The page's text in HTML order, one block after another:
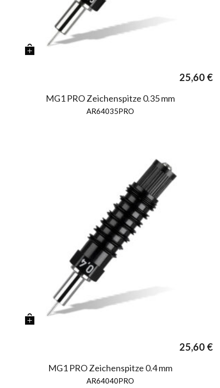
25,60 €
MG1 PRO Zeichenspitze 0.35 mm
AR64035PRO
25,60 €
MG1 PRO Zeichenspitze 0.4 mm
AR64040PRO